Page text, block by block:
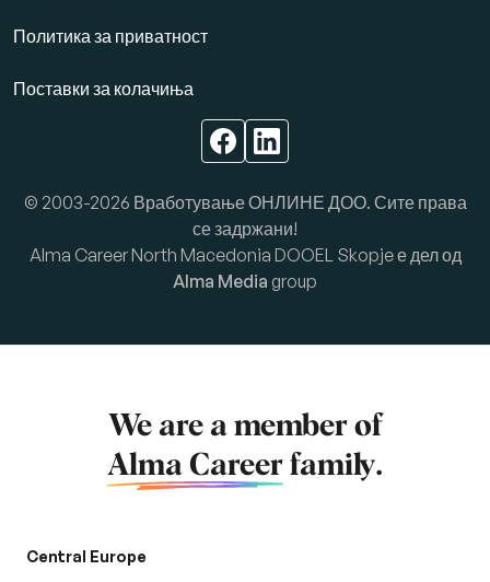
Политика за приватност
Поставки за колачиња
© 2003-2026 Вработување ОНЛИНЕ ДОО. Сите права
се задржани!
Alma Career North Macedonia DOOEL Skopje е дел од
Alma Media group
We are a member of
Alma Career family.
Central Europe